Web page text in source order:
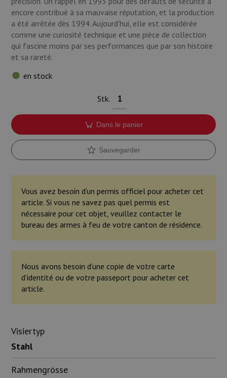
encore contribué à sa mauvaise réputation, et la production
a été arrêtée dès 1994. Aujourd'hui, elle est considérée
comme une curiosité technique et une pièce de collection
qui fascine moins par ses performances que par son histoire
et sa rareté.
en stock
Stk.
Dans le panier
Sauvegarder
Vous avez besoin d’un permis officiel pour acheter cet
article. Si vous ne savez pas quel permis est
nécessaire pour cet objet, veuillez contacter le
bureau des armes à feu de votre canton de résidence.
Nous avons besoin d’une copie de votre carte
d’identité ou de votre passeport pour acheter cet
article.
Visiertyp
Stahl
Rahmengrösse